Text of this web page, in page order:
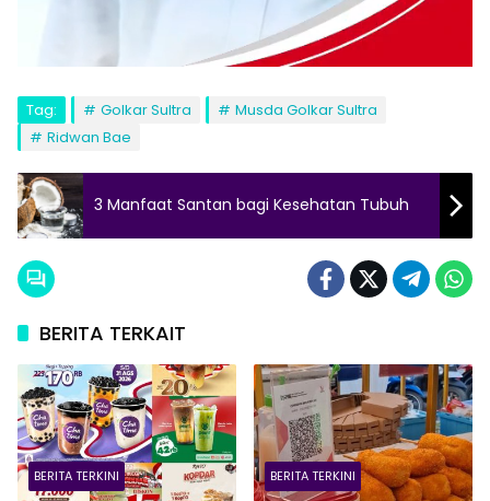
Tag: Golkar Sultra
Musda Golkar Sultra
Ridwan Bae
3 Manfaat Santan bagi Kesehatan Tubuh
BERITA TERKAIT
BERITA TERKINI BERITA TERKINI